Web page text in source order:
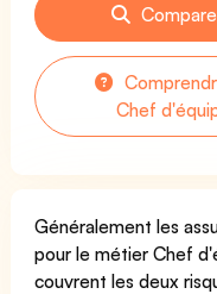
Chef
Généralement les
pour le métier Chef
couvrent les deux